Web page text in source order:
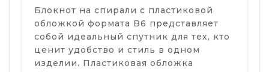
Блокнот на спирали с пластиковой
обложкой формата B6 представляет
собой идеальный спутник для тех, кто
ценит удобство и стиль в одном
изделии. Пластиковая обложка